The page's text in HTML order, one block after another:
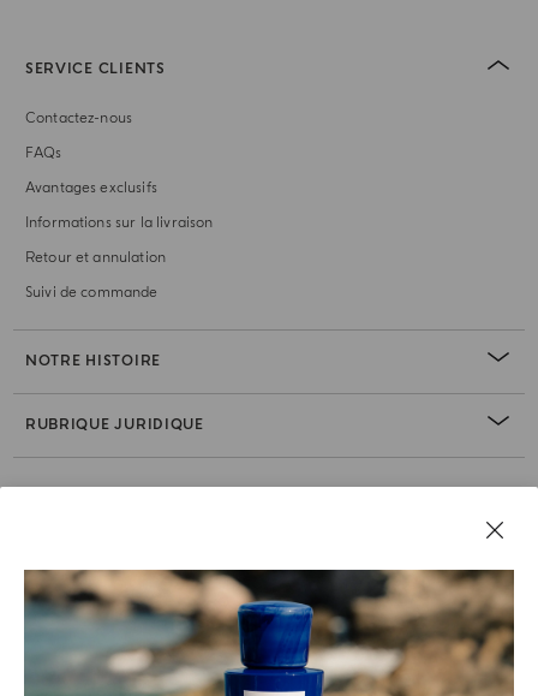
SERVICE CLIENTS
Contactez-nous
FAQs
Avantages exclusifs
Informations sur la livraison
Retour et annulation
Suivi de commande
NOTRE HISTOIRE
RUBRIQUE JURIDIQUE